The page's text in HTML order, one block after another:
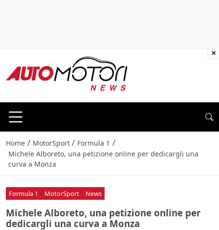
Home / MotorSport / Formula 1 /
Michele Alboreto, una petizione online per dedicargli una
curva a Monza
Formula 1 MotorSport News
Michele Alboreto, una petizione online per
dedicargli una curva a Monza
×